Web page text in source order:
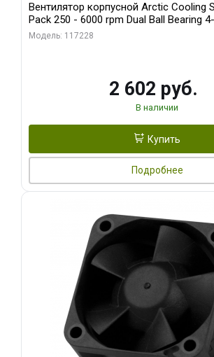
Вентилятор корпусной Arctic Cooling
Pack 250 - 6000 rpm Dual Ball Bearing 4-Pin Fan-
Connector (ACFAN00273A)
Модель: 117228
2 602 руб.
В наличии
Купить
Подробнее